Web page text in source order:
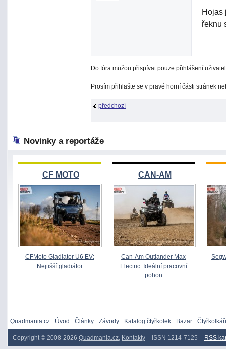
Hojas
řeknu
Do fóra můžou přispívat pouze přihlášení
Prosím přihlašte se v pravé horní části stránek
předchozí
Novinky a reportáže
CF MOTO
CFMoto Gladiator U6 EV:
Nejtišší gladiátor
CAN-AM
Can-Am Outlander Max
Electric: Ideální pracovní
pohon
Quadmania.cz Úvod Články Závody Katalog čtyřkolek Bazar Čtyřkolkáři
Copyright © 2008-2026 Quadmania.cz, Kontakty – ISSN 1214-7125 – RSS